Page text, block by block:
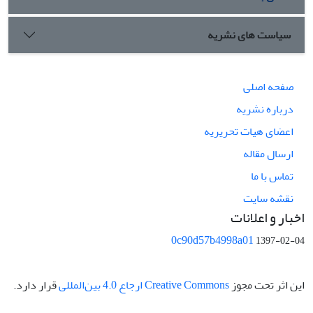
سیاست های نشریه
صفحه اصلی
درباره نشریه
اعضای هیات تحریریه
ارسال مقاله
تماس با ما
نقشه سایت
اخبار و اعلانات
0c90d57b4998a011397-02-04
این اثر تحت مجوزCreative Commons ارجاع 4.0 بین‌المللی قرار دارد.